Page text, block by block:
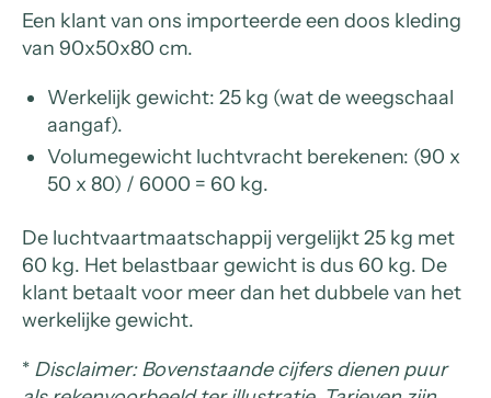
Een klant van ons importeerde een doos kleding
van 90x50x80 cm.
Werkelijk gewicht: 25 kg (wat de weegschaal
aangaf).
Volumegewicht luchtvracht berekenen: (90 x
50 x 80) / 6000 = 60 kg.
De luchtvaartmaatschappij vergelijkt 25 kg met
60 kg. Het belastbaar gewicht is dus 60 kg. De
klant betaalt voor meer dan het dubbele van het
werkelijke gewicht.
* Disclaimer: Bovenstaande cijfers dienen puur